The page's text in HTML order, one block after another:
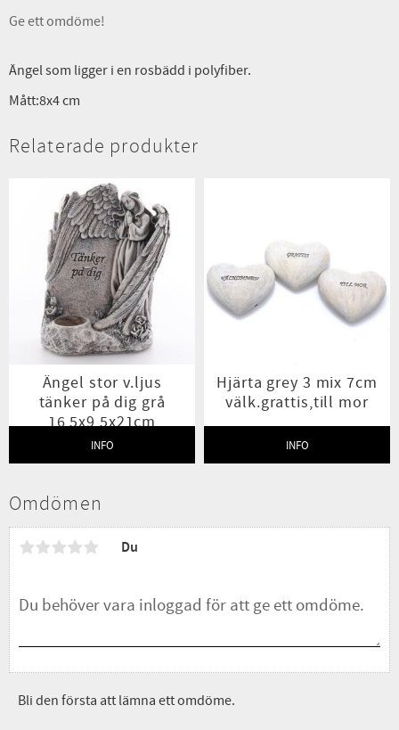
Ge ett omdöme!
Ängel som ligger i en rosbädd i polyfiber.
Mått:8x4 cm
Omdömen
Du
Bli den första att lämna ett omdöme.
Relaterade produkter
Ängel stor v.ljus
tänker på dig grå
16,5x9,5x21cm
INFO
Hjärta grey 3 mix 7cm
välk.grattis,till mor
INFO